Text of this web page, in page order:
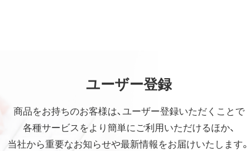
ユーザー登録
商品をお持ちのお客様は、ユーザー登録いただくことで
各種サービスをより簡単にご利用いただけるほか、
当社から重要なお知らせや最新情報をお届けいたします。